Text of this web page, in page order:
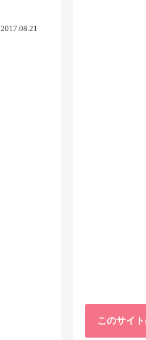
2017.08.21
このサイ